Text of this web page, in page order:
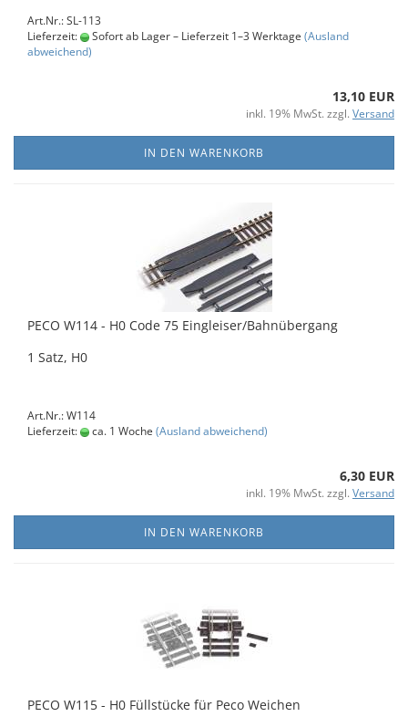
Art.Nr.: SL-113
Lieferzeit:
Sofort ab Lager – Lieferzeit 1–3 Werktage (Ausland
abweichend)
13,10 EUR
inkl. 19% MwSt. zzgl. Versand
IN DEN WARENKORB
PECO W114 - H0 Code 75 Eingleiser/Bahnübergang
1 Satz, H0
Art.Nr.: W114
Lieferzeit:
ca. 1 Woche (Ausland abweichend)
6,30 EUR
inkl. 19% MwSt. zzgl. Versand
IN DEN WARENKORB
PECO W115 - H0 Füllstücke für Peco Weichen